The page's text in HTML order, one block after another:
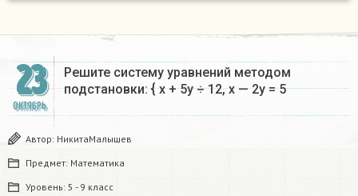
23
ОКТЯБРЬ
Решите систему уравнений методом
подстановки: { x + 5y ÷ 12, x — 2y = 5
Автор: НикитаМалышев
Предмет: Математика
Уровень: 5 - 9 класс